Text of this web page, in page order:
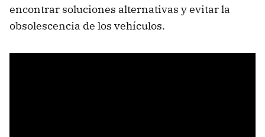
encontrar soluciones alternativas y evitar la
obsolescencia de los vehículos.